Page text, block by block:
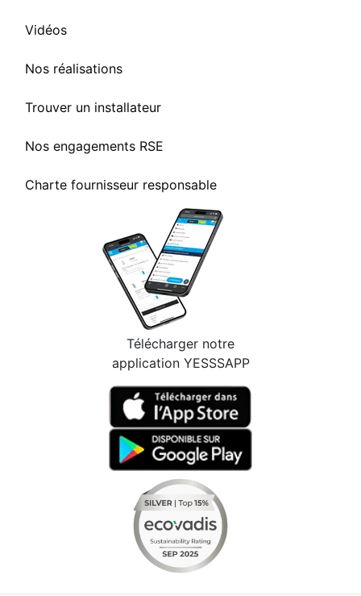
Vidéos
Nos réalisations
Trouver un installateur
Nos engagements RSE
Charte fournisseur responsable
Télécharger notre
application YESSSAPP